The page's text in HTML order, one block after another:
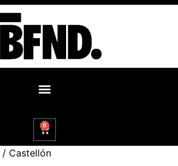
0
/ Castellón